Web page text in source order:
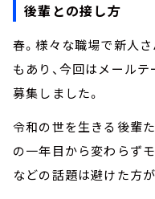
後輩との接し方
春。様々な職場で新人
もあり、今回はメールテ
募集しました。
令和の世を生きる後輩
の一年目から変わらず
などの話題は避けた方